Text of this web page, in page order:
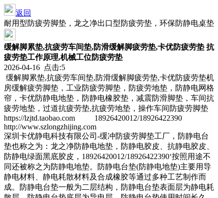
返回
耐用型防疲劳脚垫，龙之净出口型防疲劳垫，环保防静电桌垫
缓解脚累垫,抗疲劳车间垫,防滑缓解脚疲劳垫,卡优防疲劳垫 抗
疲劳垫工作原理,机械工位防疲劳垫
2026-04-16 点击:5
缓解脚累垫,抗疲劳车间垫,防滑缓解脚疲劳垫,卡优防疲劳垫机
房缓解疲劳脚垫，工业防疲劳脚垫，防疲劳地垫，防静电网格
帘，卡优防静电地垫，防静电橡胶垫，减震防滑脚垫，车间抗
疲劳地垫，过道抗疲劳垫,抗疲劳地垫，操作车间防疲劳脚垫
https://lzjtd.taobao.com 18926420012/18926422390
http://www.szlongzhijing.com
深圳卡优静电科技有限公司-缓冲防疲劳脚垫工厂，防静电台
垫也称之为：龙之净防静电地垫，防静电胶皮、抗静电胶皮、
防静电绿面黑底胶皮，18926420012/18926422390‘按照用途不
同还被称之为防静电地垫。防静电台垫(防静电地垫)主要用导
静电材料、静电耗散材料及合成橡胶等通过多种工艺制作而
成。防静电台垫一般为二层结构，防静电台垫表面层为静电耗